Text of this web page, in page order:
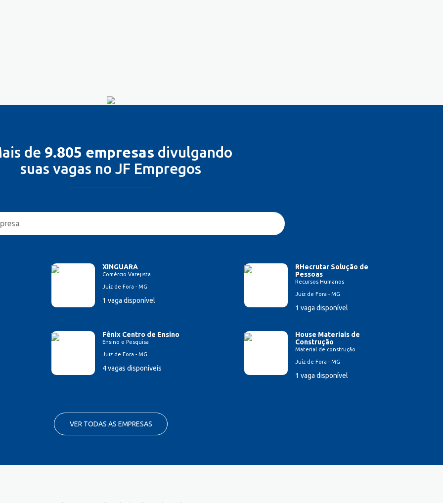
de 9.805 empresas divulgando
suas vagas no JF Empregos
XINGUARA
Comércio Varejista
Juiz de Fora - MG
1 vaga disponível
RHecrutar Solução de
Pessoas
Recursos Humanos
Juiz de Fora - MG
1 vaga disponível
Fênix Centro de Ensino
Ensino e Pesquisa
Juiz de Fora - MG
4 vagas disponíveis
House Materiais de
Construção
Material de construção
Juiz de Fora - MG
1 vaga disponível
VER TODAS AS EMPRESAS